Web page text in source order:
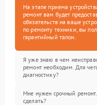
На этапе приема
ремонт вам будет
обязательств на ваше
по ремонту техники, вы
гарантийный талон.
Я уже знаю в чем
ремонт необходим. Для
диагностику?
Мне нужен срочный
сделать?